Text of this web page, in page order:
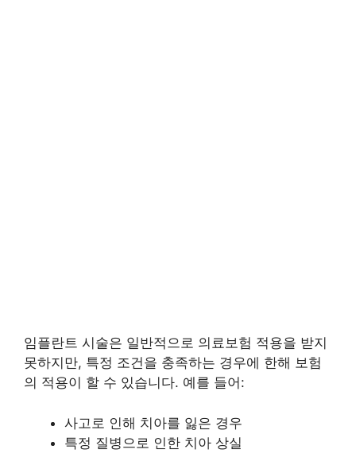
임플란트 시술은 일반적으로 의료보험 적용을 받지
못하지만, 특정 조건을 충족하는 경우에 한해 보험
의 적용이 할 수 있습니다. 예를 들어:
사고로 인해 치아를 잃은 경우
특정 질병으로 인한 치아 상실